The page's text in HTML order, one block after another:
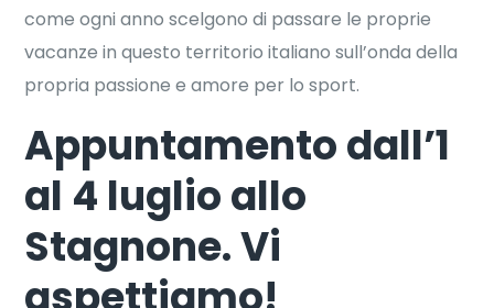
come ogni anno scelgono di passare le proprie
vacanze in questo territorio italiano sull’onda della
propria passione e amore per lo sport.
Appuntamento dall’1
al 4 luglio allo
Stagnone. Vi